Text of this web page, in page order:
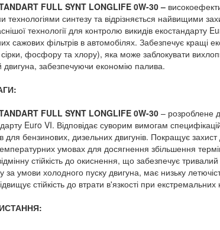
FULL SYNT LONGLIFE 0W-30–
технологіями синтезу та відрізняється найвищими
технології для контролю викидів екостандарту
сажових фільтрів в автомобілях. Забезпечує кращі
фосфору та хлору), яка може заблокувати
двигуна, забезпечуючи економію палива.
FULL SYNT LONGLIFE0W-30 – розроблене
Euro VI. Відповідає суворим вимогам
для бензинових, дизельних двигунів. Покращує захист
умовах для досягнення збільшення
стійкість до окиснення, що забезпечує
за умови холодного пуску двигуна, має низьку
стійкість до втрати в'язкості при